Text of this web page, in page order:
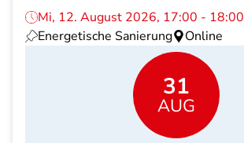
Mi, 12. August 2026, 17:00 - 18:00
Energetische Sanierung
Online
31
AUG